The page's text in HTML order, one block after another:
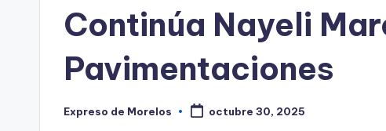
Continúa Nayeli
Pavimentaciones
Publicado
Expreso de Morelos octubre 30, 2025